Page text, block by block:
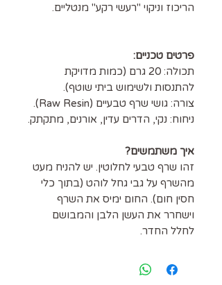
הריכוז וניקוי "רעשי רקע" מנטליים.
פרטים טכניים:
תכולה: 20 גרם (כמות מדויקת
להתנסות ולשימוש ביתי שוטף).
צורה: גושי שרף טבעיים (Raw Resin).
ניחוח: נקי, הדרים עדין, אורנים, מתקתק.
איך משתמשים?
זהו שרף טבעי לחלוטין. יש להניח מעט
מהשרף על גבי גחל לוהט (בתוך כלי
חסין חום). החום ימיס את השרף
וישחרר את העשן הלבן והמבושם
לחלל החדר.